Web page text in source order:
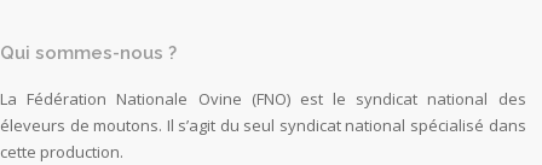
Qui sommes-nous ?
La Fédération Nationale Ovine (FNO) est le syndicat national des
éleveurs de moutons. Il s’agit du seul syndicat national spécialisé dans
cette production.